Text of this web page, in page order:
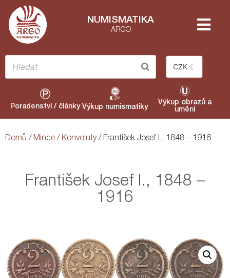
NUMISMATIKA
ARGO
CZK
Poradenství / články Výkup numismatiky
Výkup obrazů a
umění
Domů / Mince / Konvoluty/ František Josef I., 1848 – 1916
František Josef I., 1848 –
1916